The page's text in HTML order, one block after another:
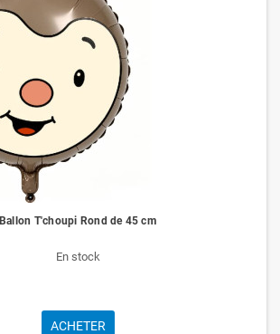
Ballon T'choupi Rond de 45 cm
En stock
ACHETER